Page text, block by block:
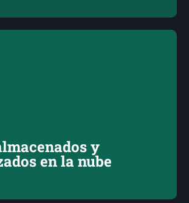
y
en la nube